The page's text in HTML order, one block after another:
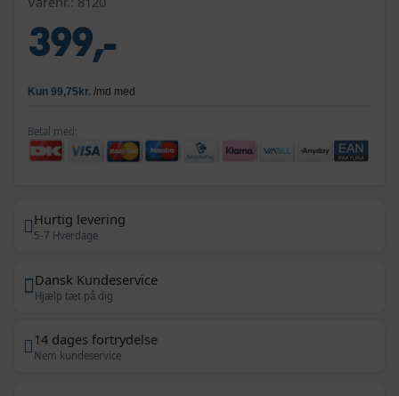
399,-
Betal med:
Hurtig levering
5-7 Hverdage
Dansk Kundeservice
Hjælp tæt på dig
14 dages fortrydelse
Nem kundeservice